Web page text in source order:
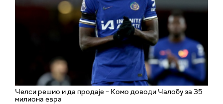
Челси решио и да продаје – Комо доводи Чалобу за 35
милиона евра